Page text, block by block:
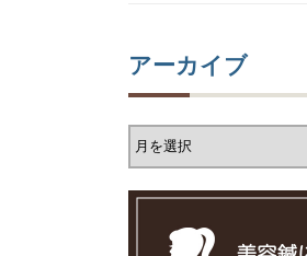
アーカイブ
ア
ー
カ